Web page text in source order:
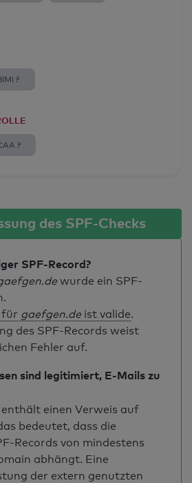
?
?
des SPF-Checks
SPF-Record?
wurde ein SPF-
für gaefgen.de ist valide.
des SPF-Records weist
Fehler auf.
sind legitimiert, E-Mails zu
einen Verweis auf
bedeutet, dass die
Records von mindestens
abhängt. Eine
der extern genutzten